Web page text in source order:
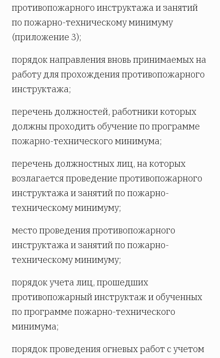
противопожарного инструктажа и занятий
по пожарно-техническому минимуму
(приложение 3);
порядок направления вновь принимаемых на
работу для прохождения противопожарного
инструктажа;
перечень должностей, работники которых
должны проходить обучение по программе
пожарно-технического минимума;
перечень должностных лиц, на которых
возлагается проведение противопожарного
инструктажа и занятий по пожарно-
техническому минимуму;
место проведения противопожарного
инструктажа и занятий по пожарно-
техническому минимуму;
порядок учета лиц, прошедших
противопожарный инструктаж и обученных
по программе пожарно-технического
минимума;
порядок проведения огневых работ с учетом